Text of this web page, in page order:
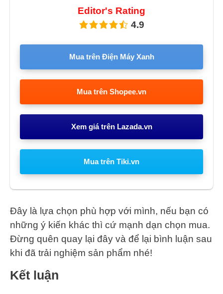
Editor's Rating
4.9
Mua trên Điện Máy Xanh
Mua trên Shopee.vn
Xem giá trên Lazada.vn
Mua trên Tiki.vn
Đây là lựa chọn phù hợp với mình, nếu bạn có
những ý kiến khác thì cứ mạnh dạn chọn mua.
Đừng quên quay lại đây và để lại bình luận sau
khi đã trải nghiệm sản phẩm nhé!
Kết luận